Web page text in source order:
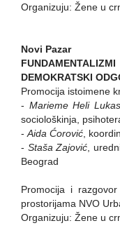
Organizuju: Žene u
Novi Pazar
DEMOKRATSKI
Promocija istoimene
- Marieme Heli Lukas
sociološkinja,
-Aida Ćorović,
- Staša Zajović,
Beograd
Promocija i
prostorijama NVO
Organizuju: Žene u